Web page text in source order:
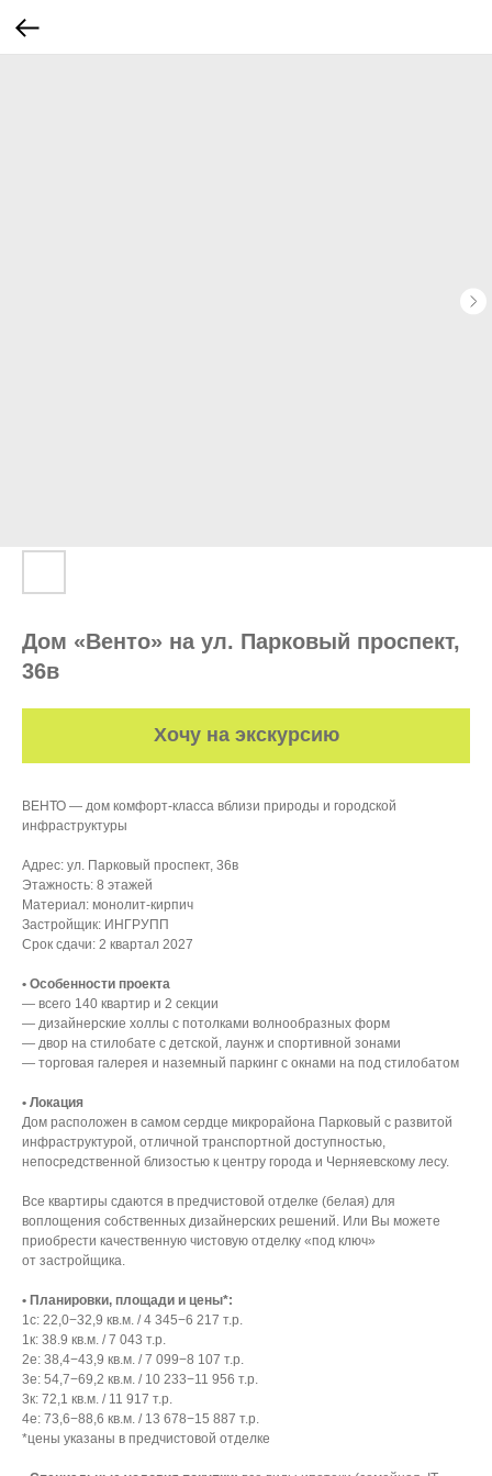
Дом «Венто» на ул. Парковый проспект,
36в
Хочу на экскурсию
ВЕНТО — дом комфорт-класса вблизи природы и городской
инфраструктуры
Адрес: ул. Парковый проспект, 36в
Этажность: 8 этажей
Материал: монолит-кирпич
Застройщик: ИНГРУПП
Срок сдачи: 2 квартал 2027
• Особенности проекта
— всего 140 квартир и 2 секции
— дизайнерские холлы с потолками волнообразных форм
— двор на стилобате с детской, лаунж и спортивной зонами
— торговая галерея и наземный паркинг с окнами на под стилобатом
• Локация
Дом расположен в самом сердце микрорайона Парковый с развитой
инфраструктурой, отличной транспортной доступностью,
непосредственной близостью к центру города и Черняевскому лесу.
Все квартиры сдаются в предчистовой отделке (белая) для
воплощения собственных дизайнерских решений. Или Вы можете
приобрести качественную чистовую отделку «под ключ»
от застройщика.
• Планировки, площади и цены*:
1с: 22,0−32,9 кв.м. / 4 345−6 217 т.р.
1к: 38.9 кв.м. / 7 043 т.р.
2е: 38,4−43,9 кв.м. / 7 099−8 107 т.р.
3е: 54,7−69,2 кв.м. / 10 233−11 956 т.р.
3к: 72,1 кв.м. / 11 917 т.р.
4е: 73,6−88,6 кв.м. / 13 678−15 887 т.р.
*цены указаны в предчистовой отделке